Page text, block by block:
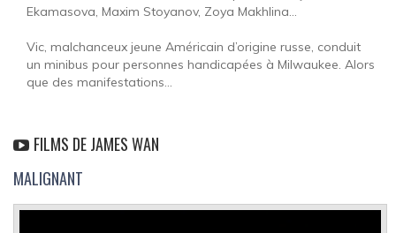
Ekamasova, Maxim Stoyanov, Zoya Makhlina...
Vic, malchanceux jeune Américain d’origine russe, conduit
un minibus pour personnes handicapées à Milwaukee. Alors
que des manifestations...
FILMS DE JAMES WAN
MALIGNANT